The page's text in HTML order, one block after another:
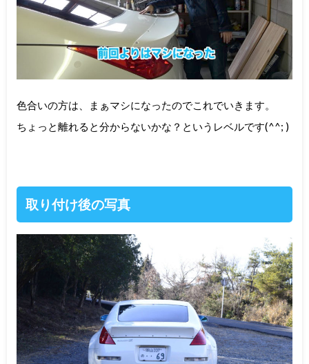
色合いの方は、まぁマシになったのでこれでいきます。
ちょっと離れると分からないかな？というレベルです(^^; )
取り付け後の写真